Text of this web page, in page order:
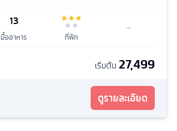
13
มื้ออาหาร ที่พัก
เริ่มต้น 27,499
ดูรายละเอียด